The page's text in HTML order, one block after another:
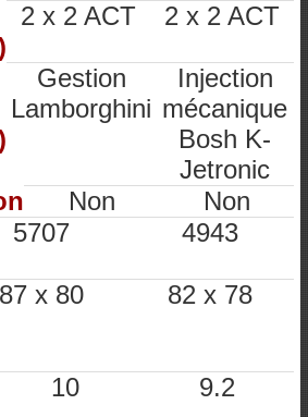
2 x 2 ACT 2 x 2 ACT
Gestion
Lamborghini
Injection
mécanique
Bosh K-
Jetronic
Non
Non
5707 4943
87 x 80 82 x 78
10 9.2